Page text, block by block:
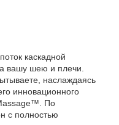
каскадной
вашу шею и плечи.
наслаждаясь
инновационного
По
с полностью